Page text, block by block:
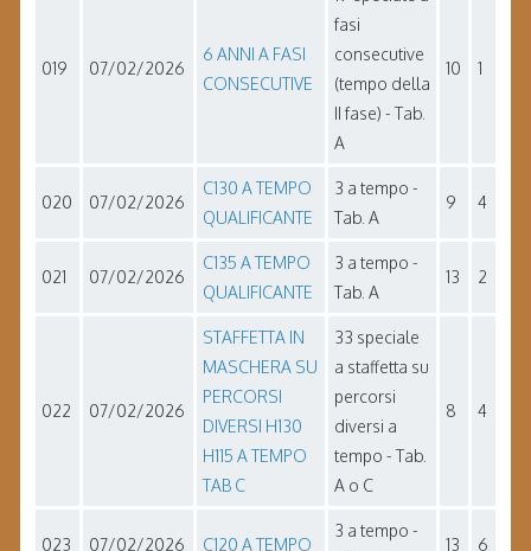
019 07/02/2026
6 ANNI A FASI
CONSECUTIVE
fasi
consecutive
(tempo della
II fase) - Tab.
A
10 1
020 07/02/2026
C130 A TEMPO
QUALIFICANTE
3 a tempo -
Tab. A
9 4
021 07/02/2026
C135 A TEMPO
QUALIFICANTE
3 a tempo -
Tab. A
13 2
022 07/02/2026
STAFFETTA IN
MASCHERA SU
PERCORSI
DIVERSI H130
H115 A TEMPO
TAB C
33 speciale
a staffetta su
percorsi
diversi a
tempo - Tab.
A o C
8 4
023 07/02/2026 C120 A TEMPO
3 a tempo -
13 6